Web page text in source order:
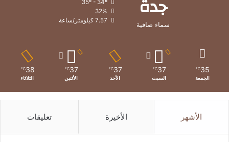
جدة
سماء صافية
32%
7.57 كيلومتر/ساعة
35
℃
الجمعة
37
℃
السبت
37
℃
الأحد
37
℃
الأثنين
38
℃
الثلاثاء
الأشهر الأخيرة تعليقات